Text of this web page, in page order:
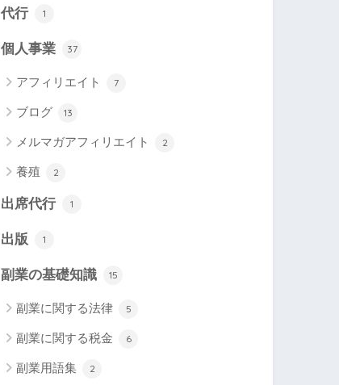
代行 1
個人事業 37
アフィリエイト 7
ブログ 13
メルマガアフィリエイト 2
養殖 2
出席代行 1
出版 1
副業の基礎知識 15
副業に関する法律 5
副業に関する税金 6
副業用語集 2